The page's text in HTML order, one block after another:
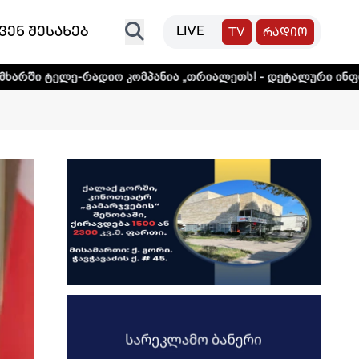
შესახებ LIVE TV რადიო
კომპანია „თრიალეთს! - დეტალური ინფორმაციისთვის